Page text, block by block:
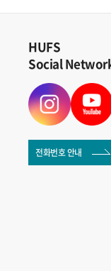
HUFS
Social
전화번호 안내